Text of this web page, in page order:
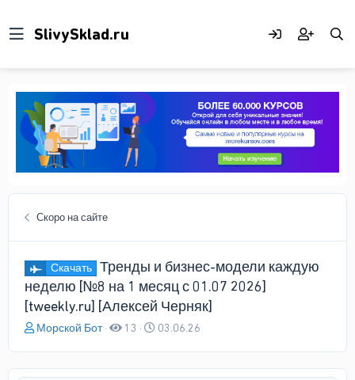
Скоро на сайте
Скачать Тренды и бизнес-модели каждую
неделю [№8 на 1 месяц с 01.07 2026]
[tweekly.ru] [Алексей Черняк]
А
о
Морской Бот 13
Д
а
03.06.26